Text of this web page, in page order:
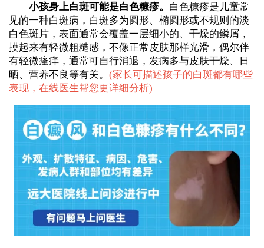
白，呈瓷白色，边界清晰，表面光滑无鳞屑，
会随病情扩散。因此，孩子身上出现白斑后，
切勿自行判断，需及时到正规医院做科学检
查，准确区分病症。若确诊为白癜风，要抓紧
治疗，采用科学对症的医治手段。...
小孩身上白斑可能是白色糠疹。 白色糠疹是儿童常
见的一种白斑病，白斑多为圆形、椭圆形或不规则的淡
白色斑片，表面通常会覆盖一层细小的、干燥的鳞屑，
摸起来有轻微粗糙感，不像正常皮肤那样光滑，偶尔伴
有轻微瘙痒，通常可自行消退，发病多与皮肤干燥、日
晒、营养不良等有关。 (家长可描述孩子的白斑都有哪些
表现，在线医生帮您更详细分析)